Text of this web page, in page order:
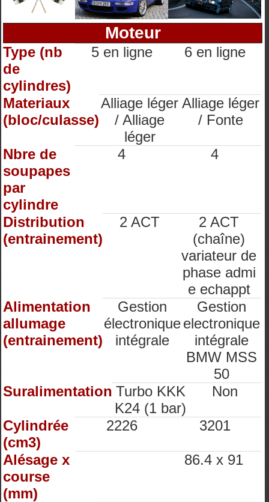
Moteur
Type (nb
de
cylindres)
5 en ligne 6 en ligne
Materiaux
(bloc/culasse)
Alliage léger
/ Alliage
léger
Alliage léger
/ Fonte
Nbre de
soupapes
par
cylindre
4 4
Distribution
(entrainement)
2 ACT
2 ACT
(chaîne)
variateur de
phase admi
e echappt
Alimentation
allumage
(entrainement)
Gestion
électronique
intégrale
Gestion
electronique
intégrale
BMW MSS
50
Suralimentation Turbo KKK
K24 (1 bar)
Non
Cylindrée
(cm3)
2226 3201
Alésage x
course
(mm)
86.4 x 91